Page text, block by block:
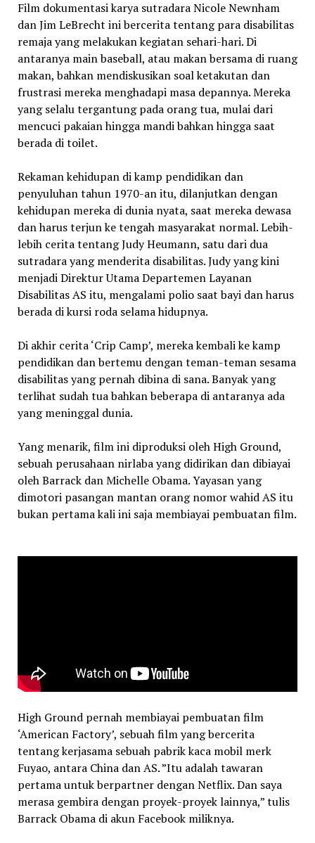
Film dokumentasi karya sutradara Nicole Newnham
dan Jim LeBrecht ini bercerita tentang para disabilitas
remaja yang melakukan kegiatan sehari-hari. Di
antaranya main baseball, atau makan bersama di ruang
makan, bahkan mendiskusikan soal ketakutan dan
frustrasi mereka menghadapi masa depannya. Mereka
yang selalu tergantung pada orang tua, mulai dari
mencuci pakaian hingga mandi bahkan hingga saat
berada di toilet.
Rekaman kehidupan di kamp pendidikan dan
penyuluhan tahun 1970-an itu, dilanjutkan dengan
kehidupan mereka di dunia nyata, saat mereka dewasa
dan harus terjun ke tengah masyarakat normal. Lebih-
lebih cerita tentang Judy Heumann, satu dari dua
sutradara yang menderita disabilitas. Judy yang kini
menjadi Direktur Utama Departemen Layanan
Disabilitas AS itu, mengalami polio saat bayi dan harus
berada di kursi roda selama hidupnya.
Di akhir cerita ‘Crip Camp’, mereka kembali ke kamp
pendidikan dan bertemu dengan teman-teman sesama
disabilitas yang pernah dibina di sana. Banyak yang
terlihat sudah tua bahkan beberapa di antaranya ada
yang meninggal dunia.
Yang menarik, film ini diproduksi oleh High Ground,
sebuah perusahaan nirlaba yang didirikan dan dibiayai
oleh Barrack dan Michelle Obama. Yayasan yang
dimotori pasangan mantan orang nomor wahid AS itu
bukan pertama kali ini saja membiayai pembuatan film.
High Ground pernah membiayai pembuatan film
‘American Factory’, sebuah film yang bercerita
tentang kerjasama sebuah pabrik kaca mobil merk
Fuyao, antara China dan AS. ”Itu adalah tawaran
pertama untuk berpartner dengan Netflix. Dan saya
merasa gembira dengan proyek-proyek lainnya,” tulis
Barrack Obama di akun Facebook miliknya.